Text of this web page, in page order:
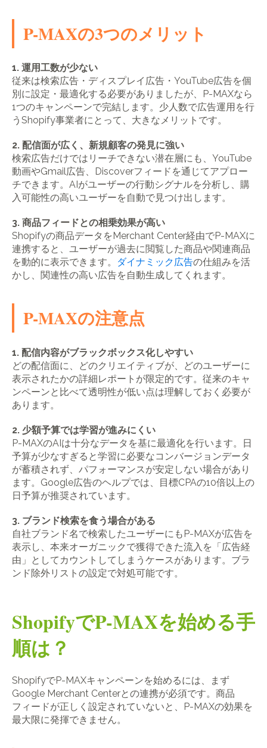
P-MAXの3つのメリット
1. 運用工数が少ない
従来は検索広告・ディスプレイ広告・YouTube広告を個
別に設定・最適化する必要がありましたが、P-MAXなら
1つのキャンペーンで完結します。少人数で広告運用を行
うShopify事業者にとって、大きなメリットです。
2. 配信面が広く、新規顧客の発見に強い
検索広告だけではリーチできない潜在層にも、YouTube
動画やGmail広告、Discoverフィードを通じてアプロー
チできます。AIがユーザーの行動シグナルを分析し、購
入可能性の高いユーザーを自動で見つけ出します。
3. 商品フィードとの相乗効果が高い
Shopifyの商品データをMerchant Center経由でP-MAXに
連携すると、ユーザーが過去に閲覧した商品や関連商品
を動的に表示できます。
ダイナミック広告の仕組みを活
かし、関連性の高い広告を自動生成してくれます。
P-MAXの注意点
1. 配信内容がブラックボックス化しやすい
どの配信面に、どのクリエイティブが、どのユーザーに
表示されたかの詳細レポートが限定的です。従来のキャ
ンペーンと比べて透明性が低い点は理解しておく必要が
あります。
2. 少額予算では学習が進みにくい
P-MAXのAIは十分なデータを基に最適化を行います。日
予算が少なすぎると学習に必要なコンバージョンデータ
が蓄積されず、パフォーマンスが安定しない場合があり
ます。Google広告のヘルプでは、目標CPAの10倍以上の
日予算が推奨されています。
3. ブランド検索を食う場合がある
自社ブランド名で検索したユーザーにもP-MAXが広告を
表示し、本来オーガニックで獲得できた流入を「広告経
由」としてカウントしてしまうケースがあります。ブラ
ンド除外リストの設定で対処可能です。
ShopifyでP-MAXを始める手
順は？
ShopifyでP-MAXキャンペーンを始めるには、まず
Google Merchant Centerとの連携が必須です。商品
フィードが正しく設定されていないと、P-MAXの効果を
最大限に発揮できません。